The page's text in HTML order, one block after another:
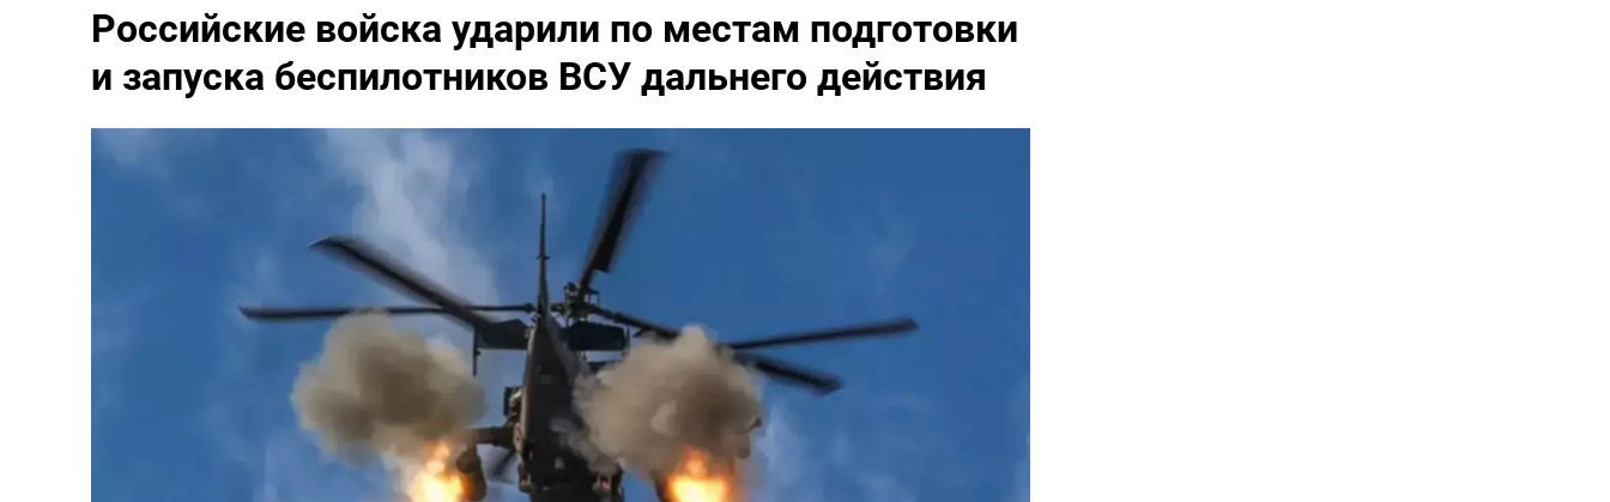
Российские войска ударили по местам подготовки
и запуска беспилотников ВСУ дальнего действия